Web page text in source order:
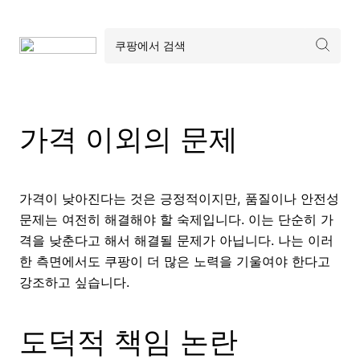
가격 이외의 문제
가격이 낮아진다는 것은 긍정적이지만, 품질이나 안전성
문제는 여전히 해결해야 할 숙제입니다. 이는 단순히 가
격을 낮춘다고 해서 해결될 문제가 아닙니다. 나는 이러
한 측면에서도 쿠팡이 더 많은 노력을 기울여야 한다고
강조하고 싶습니다.
도덕적 책임 논란